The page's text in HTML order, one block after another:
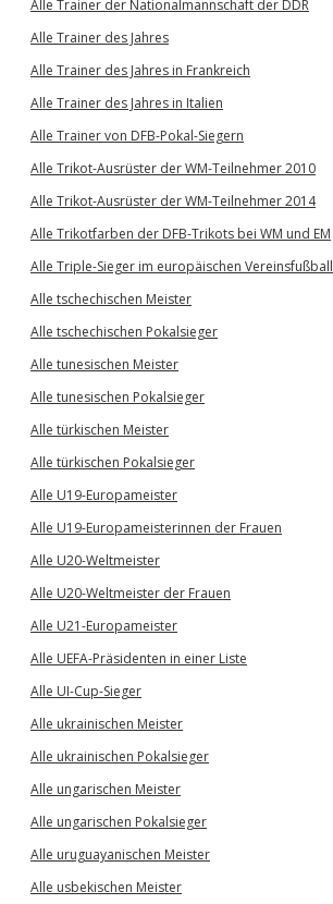
Alle Trainer der Nationalmannschaft der DDR
Alle Trainer des Jahres
Alle Trainer des Jahres in Frankreich
Alle Trainer des Jahres in Italien
Alle Trainer von DFB-Pokal-Siegern
Alle Trikot-Ausrüster der WM-Teilnehmer 2010
Alle Trikot-Ausrüster der WM-Teilnehmer 2014
Alle Trikotfarben der DFB-Trikots bei WM und EM
Alle Triple-Sieger im europäischen Vereinsfußball
Alle tschechischen Meister
Alle tschechischen Pokalsieger
Alle tunesischen Meister
Alle tunesischen Pokalsieger
Alle türkischen Meister
Alle türkischen Pokalsieger
Alle U19-Europameister
Alle U19-Europameisterinnen der Frauen
Alle U20-Weltmeister
Alle U20-Weltmeister der Frauen
Alle U21-Europameister
Alle UEFA-Präsidenten in einer Liste
Alle UI-Cup-Sieger
Alle ukrainischen Meister
Alle ukrainischen Pokalsieger
Alle ungarischen Meister
Alle ungarischen Pokalsieger
Alle uruguayanischen Meister
Alle usbekischen Meister